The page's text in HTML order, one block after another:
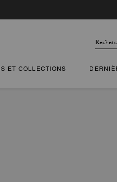
ET COLLECTIONS